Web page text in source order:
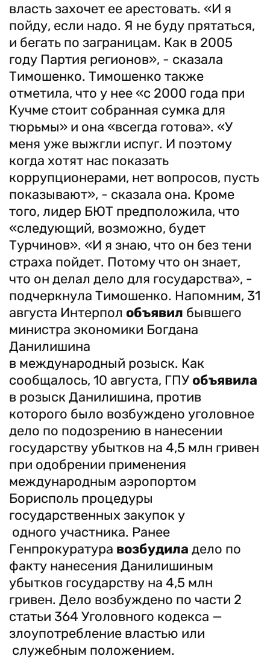
власть захочет ее арестовать. «И я
пойду, если надо. Я не буду прятаться,
и бегать по заграницам. Как в 2005
году Партия регионов», - сказала
Тимошенко. Тимошенко также
отметила, что у нее «с 2000 года при
Кучме стоит собранная сумка для
тюрьмы» и она «всегда готова». «У
меня уже выжгли испуг. И поэтому
когда хотят нас показать
коррупционерами, нет вопросов, пусть
показывают», - сказала она. Кроме
того, лидер БЮТ предположила, что
«следующий, возможно, будет
Турчинов». «И я знаю, что он без тени
страха пойдет. Потому что он знает,
что он делал дело для государства», -
подчеркнула Тимошенко. Напомним, 31
августа Интерпол объявил бывшего
министра экономики Богдана
Данилишина
в международный розыск. Как
сообщалось, 10 августа, ГПУобъявила
в розыск Данилишина, против
которого было возбуждено уголовное
дело по подозрению в нанесении
государству убытков на 4,5 млн гривен
при одобрении применения
международным аэропортом
Борисполь процедуры
государственных закупок у
одного участника. Ранее
Генпрокуратура возбудила дело по
факту нанесения Данилишиным
убытков государству на 4,5 млн
гривен. Дело возбуждено по части 2
статьи 364 Уголовного кодекса —
злоупотребление властью или
служебным положением.